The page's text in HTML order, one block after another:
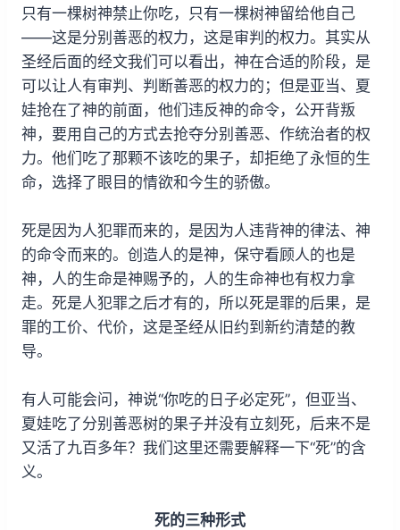
只有一棵树神禁止你吃，只有一棵树神留给他自己
——这是分别善恶的权力，这是审判的权力。其实从
圣经后面的经文我们可以看出，神在合适的阶段，是
可以让人有审判、判断善恶的权力的；但是亚当、夏
娃抢在了神的前面，他们违反神的命令，公开背叛
神，要用自己的方式去抢夺分别善恶、作统治者的权
力。他们吃了那颗不该吃的果子，却拒绝了永恒的生
命，选择了眼目的情欲和今生的骄傲。
死是因为人犯罪而来的，是因为人违背神的律法、神
的命令而来的。创造人的是神，保守看顾人的也是
神，人的生命是神赐予的，人的生命神也有权力拿
走。死是人犯罪之后才有的，所以死是罪的后果，是
罪的工价、代价，这是圣经从旧约到新约清楚的教
导。
有人可能会问，神说“你吃的日子必定死”，但亚当、
夏娃吃了分别善恶树的果子并没有立刻死，后来不是
又活了九百多年？我们这里还需要解释一下“死”的含
义。
死的三种形式